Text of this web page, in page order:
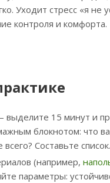
Уходит стресс «я не
контроля и комфорта.
15 минут и
блокнотом: что
Составьте список.
(например,
параметры: